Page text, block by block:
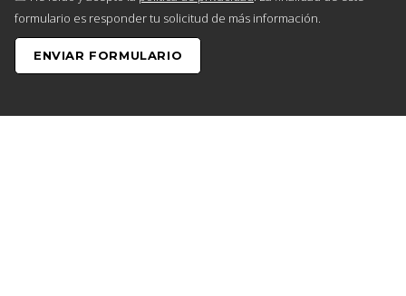
formulario es responder tu solicitud de más información.
ENVIAR FORMULARIO